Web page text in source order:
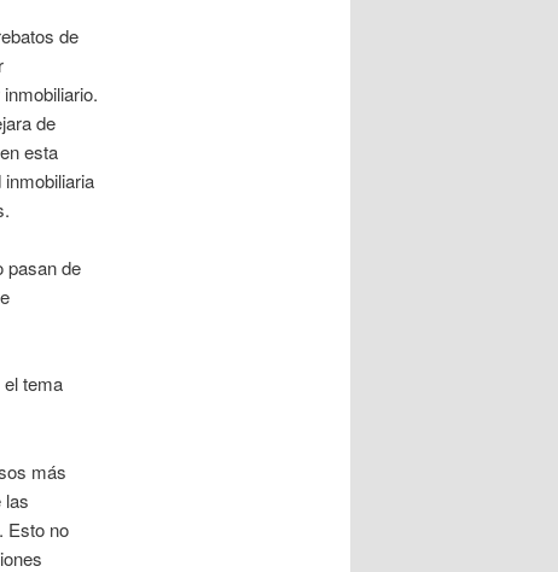
de
de
esta
pasan de
tema
más
las
Esto no